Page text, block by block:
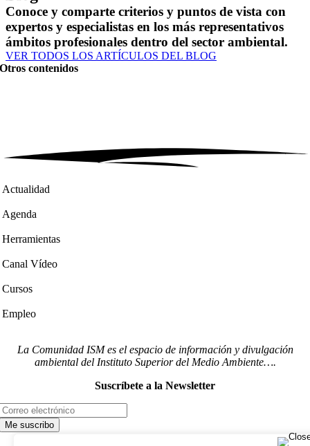
Conoce y comparte criterios y puntos de vista con
expertos y especialistas en los más representativos
ámbitos profesionales dentro del sector ambiental.
VER TODOS LOS ARTÍCULOS DEL BLOG
Otros contenidos
Actualidad
Agenda
Herramientas
Canal Vídeo
Cursos
Empleo
La Comunidad ISM es el espacio de información y divulgación
ambiental del Instituto Superior del Medio Ambiente….
Suscríbete a la Newsletter